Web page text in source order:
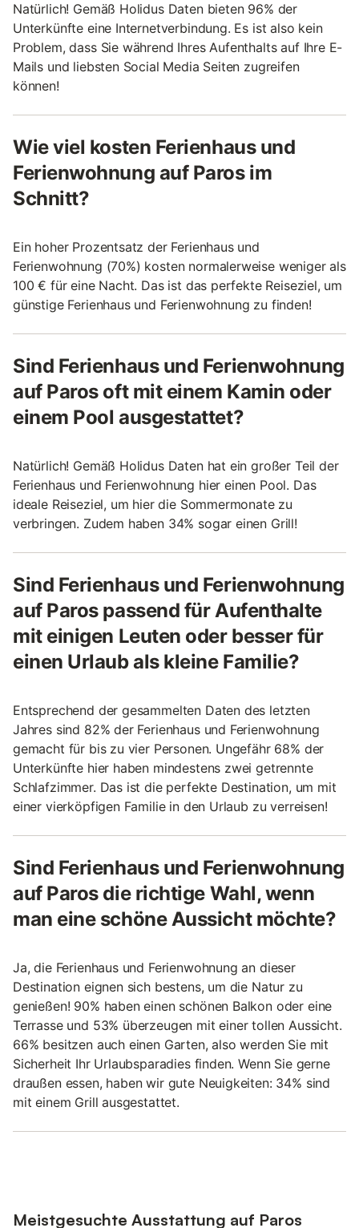
Natürlich! Gemäß Holidus Daten bieten 96% der
Unterkünfte eine Internetverbindung. Es ist also kein
Problem, dass Sie während Ihres Aufenthalts auf Ihre E-
Mails und liebsten Social Media Seiten zugreifen
können!
Wie viel kosten Ferienhaus und
Ferienwohnung auf Paros im
Schnitt?
Ein hoher Prozentsatz der Ferienhaus und
Ferienwohnung (70%) kosten normalerweise weniger als
100 € für eine Nacht. Das ist das perfekte Reiseziel, um
günstige Ferienhaus und Ferienwohnung zu finden!
Sind Ferienhaus und Ferienwohnung
auf Paros oft mit einem Kamin oder
einem Pool ausgestattet?
Natürlich! Gemäß Holidus Daten hat ein großer Teil der
Ferienhaus und Ferienwohnung hier einen Pool. Das
ideale Reiseziel, um hier die Sommermonate zu
verbringen. Zudem haben 34% sogar einen Grill!
Sind Ferienhaus und Ferienwohnung
auf Paros passend für Aufenthalte
mit einigen Leuten oder besser für
einen Urlaub als kleine Familie?
Entsprechend der gesammelten Daten des letzten
Jahres sind 82% der Ferienhaus und Ferienwohnung
gemacht für bis zu vier Personen. Ungefähr 68% der
Unterkünfte hier haben mindestens zwei getrennte
Schlafzimmer. Das ist die perfekte Destination, um mit
einer vierköpfigen Familie in den Urlaub zu verreisen!
Sind Ferienhaus und Ferienwohnung
auf Paros die richtige Wahl, wenn
man eine schöne Aussicht möchte?
Ja, die Ferienhaus und Ferienwohnung an dieser
Destination eignen sich bestens, um die Natur zu
genießen! 90% haben einen schönen Balkon oder eine
Terrasse und 53% überzeugen mit einer tollen Aussicht.
66% besitzen auch einen Garten, also werden Sie mit
Sicherheit Ihr Urlaubsparadies finden. Wenn Sie gerne
draußen essen, haben wir gute Neuigkeiten: 34% sind
mit einem Grill ausgestattet.
Meistgesuchte Ausstattung auf Paros